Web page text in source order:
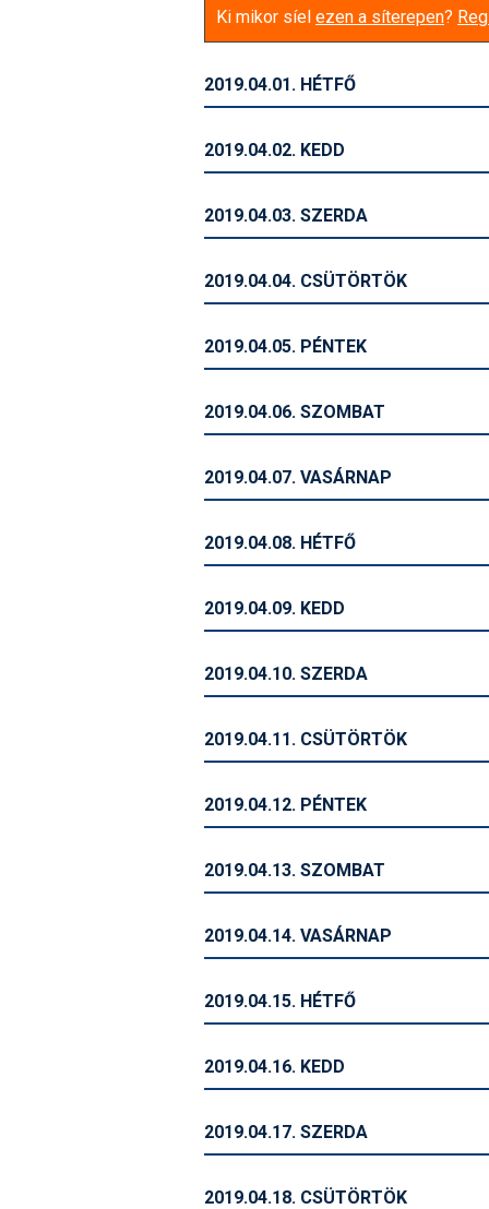
Ki mikor síel ezen a síterepen?
2019.04.01. HÉTFŐ
2019.04.02. KEDD
2019.04.03. SZERDA
2019.04.04. CSÜTÖRTÖK
2019.04.05. PÉNTEK
2019.04.06. SZOMBAT
2019.04.07. VASÁRNAP
2019.04.08. HÉTFŐ
2019.04.09. KEDD
2019.04.10. SZERDA
2019.04.11. CSÜTÖRTÖK
2019.04.12. PÉNTEK
2019.04.13. SZOMBAT
2019.04.14. VASÁRNAP
2019.04.15. HÉTFŐ
2019.04.16. KEDD
2019.04.17. SZERDA
2019.04.18. CSÜTÖRTÖK